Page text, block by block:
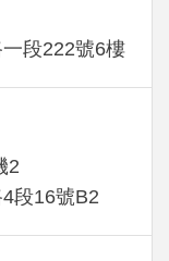
段222號6樓
2
段16號B2